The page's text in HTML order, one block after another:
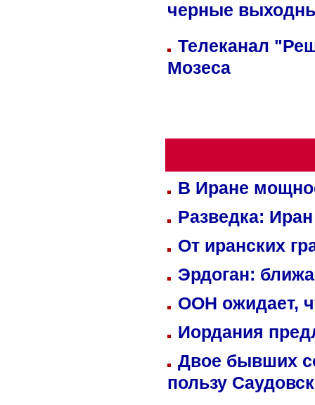
черные
Телеканал
Мозеса
В Иране
Разведка:
От иранских
Эрдоган:
ООН ожидает,
Иордания
Двое бывших
пользу